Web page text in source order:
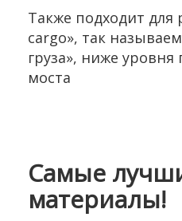
Также подходит для
cargo», так
груза», ниже уровня
моста
Самые
материалы!